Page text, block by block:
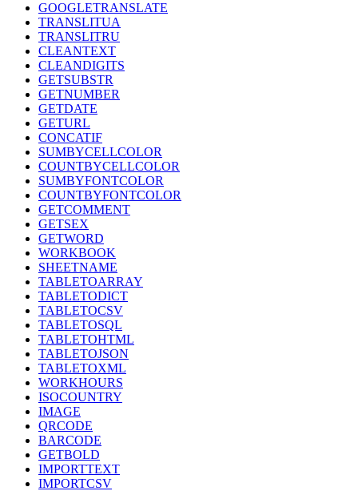
GOOGLETRANSLATE
TRANSLITUA
TRANSLITRU
CLEANTEXT
CLEANDIGITS
GETSUBSTR
GETNUMBER
GETDATE
GETURL
CONCATIF
SUMBYCELLCOLOR
COUNTBYCELLCOLOR
SUMBYFONTCOLOR
COUNTBYFONTCOLOR
GETCOMMENT
GETSEX
GETWORD
WORKBOOK
SHEETNAME
TABLETOARRAY
TABLETODICT
TABLETOCSV
TABLETOSQL
TABLETOHTML
TABLETOJSON
TABLETOXML
WORKHOURS
ISOCOUNTRY
IMAGE
QRCODE
BARCODE
GETBOLD
IMPORTTEXT
IMPORTCSV